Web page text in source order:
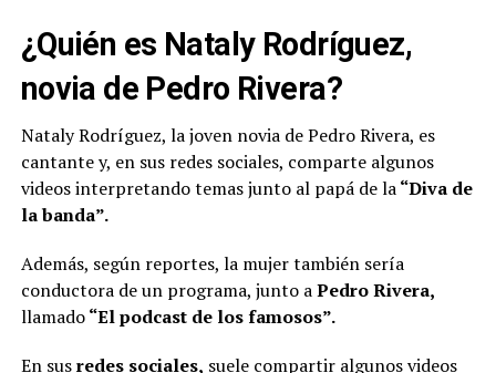
¿Quién es Nataly Rodríguez,
novia de Pedro Rivera?
Nataly Rodríguez, la joven novia de Pedro Rivera, es
cantante y, en sus redes sociales, comparte algunos
videos interpretando temas junto al papá de la“Diva de
la banda”.
Además, según reportes, la mujer también sería
conductora de un programa, junto aPedro Rivera,
llamado“El podcast de los famosos”.
En susredes sociales, suele compartir algunos videos